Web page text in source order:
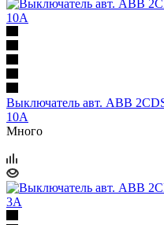
Выключатель авт. ABB
10A
Много